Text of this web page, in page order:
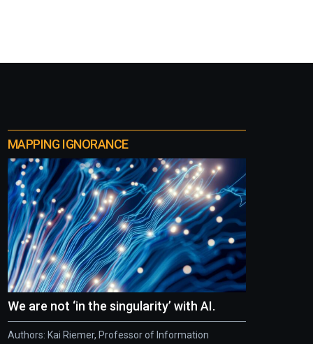
MAPPING IGNORANCE
We are not ‘in the singularity’ with AI.
Authors: Kai Riemer, Professor of Information